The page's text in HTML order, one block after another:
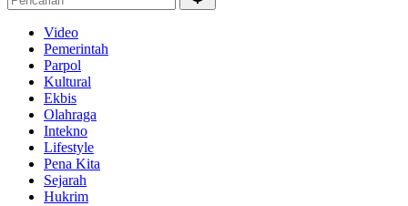
Video
Pemerintah
Parpol
Kultural
Ekbis
Olahraga
Intekno
Lifestyle
Pena Kita
Sejarah
Hukrim